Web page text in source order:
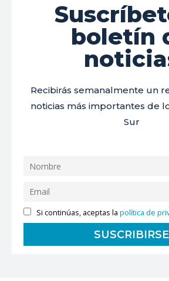
boletín
Recibirás semanalmente un
noticias más importantes de
Sur
Si continúas, aceptas lapolítica de